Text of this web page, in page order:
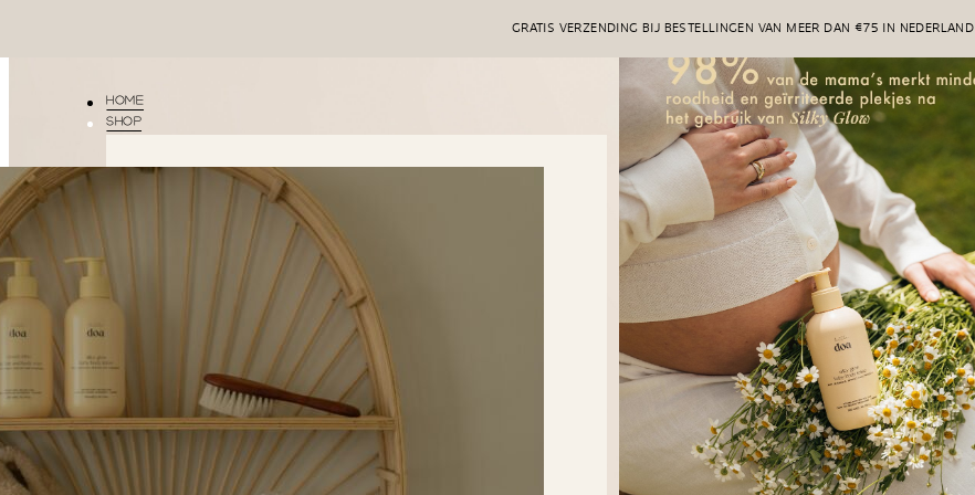
GRATIS VERZENDING BIJ BESTELLINGEN VAN MEER DAN €75 IN NEDERLAND
HOME
SHOP
Little
Doa
DREAMY
SILKY
GLOW
THE
ESSENTIAL
GIFT
Shop
All
LITTLE